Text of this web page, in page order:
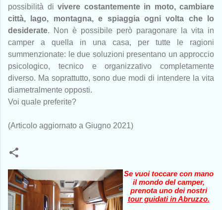
possibilità di vivere costantemente in moto, cambiare
città, lago, montagna, e spiaggia ogni volta che lo
desiderate. Non è possibile però paragonare la vita in
camper a quella in una casa, per tutte le ragioni
summenzionate: le due soluzioni presentano un approccio
psicologico, tecnico e organizzativo completamente
diverso. Ma soprattutto, sono due modi di intendere la vita
diametralmente opposti.
Voi quale preferite?
(Articolo aggiornato a Giugno 2021)
Se vuoi toccare con mano
il mondo del camper,
prenota uno dei nostri
tour guidati in Abruzzo.